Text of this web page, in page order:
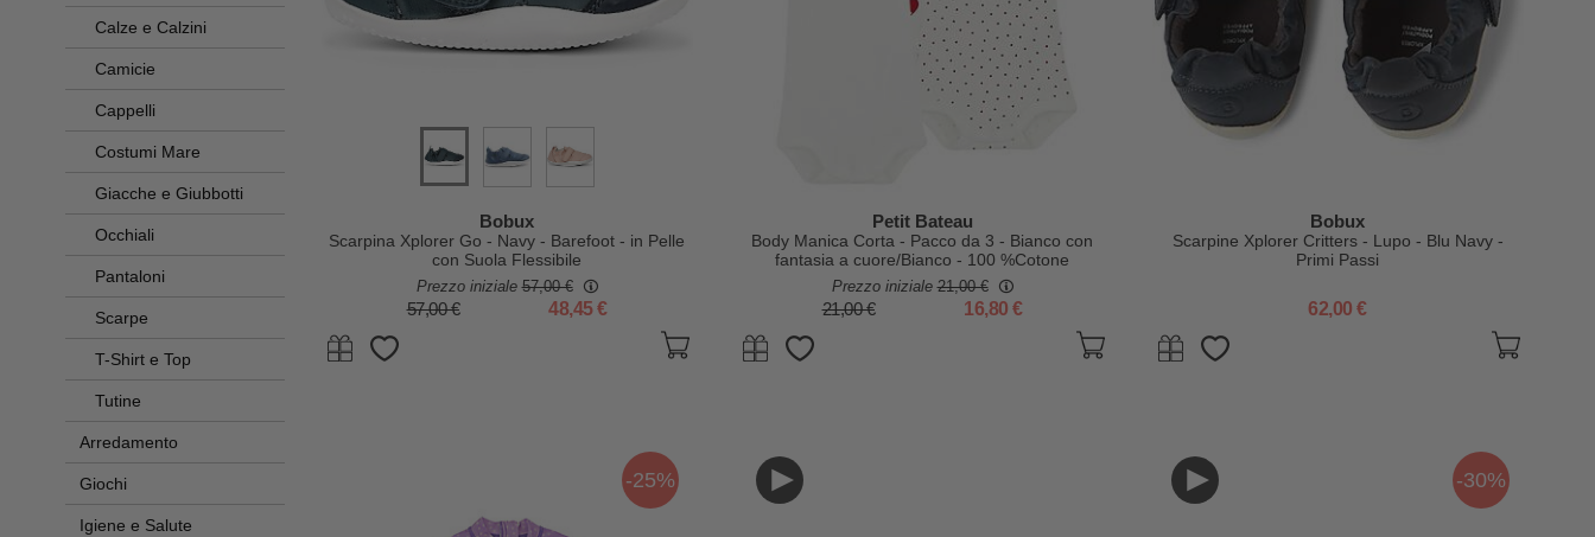
Calze e Calzini
Camicie
Cappelli
Costumi Mare
Giacche e Giubbotti
Occhiali
Pantaloni
Scarpe
T-Shirt e Top
Tutine
Arredamento
Giochi
Igiene e Salute
Bobux
Scarpina Xplorer Go - Navy - Barefoot - in Pelle
con Suola Flessibile
Prezzo iniziale57,00 €
57,00 € 48,45 €
Petit Bateau
Body Manica Corta - Pacco da 3 - Bianco con
fantasia a cuore/Bianco - 100 %Cotone
Prezzo iniziale21,00 €
21,00 € 16,80 €
Bobux
Scarpine Xplorer Critters - Lupo - Blu Navy -
Primi Passi
62,00 €
-25% -30%